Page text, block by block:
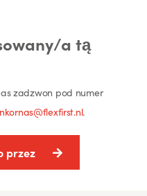
a tą
zadzwon pod numer
nkornas@flexfirst.nl.
przez